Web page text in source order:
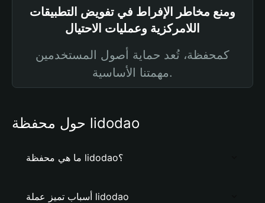
ومنع مخاطر الإفراط في تفويض التطبيقات
اللامركزية وعمليات الاحتيال
كمحفظة، تُعد حماية أصول المستخدمين
مهمتنا الأساسية.
حول محفظة lidodao
ما هي محفظة lidodao؟
أسباب تميز عملة lidodao